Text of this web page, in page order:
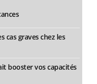
cas graves chez les
booster vos capacités